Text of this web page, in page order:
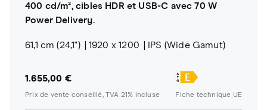
400 cd/m², cibles HDR et USB-C avec 70 W
Power Delivery.
61,1 cm (24,1") 1920 x 1200 IPS (Wide Gamut)
1.655,00 €
Prix de vente conseillé, TVA 21% incluse Fiche technique UE